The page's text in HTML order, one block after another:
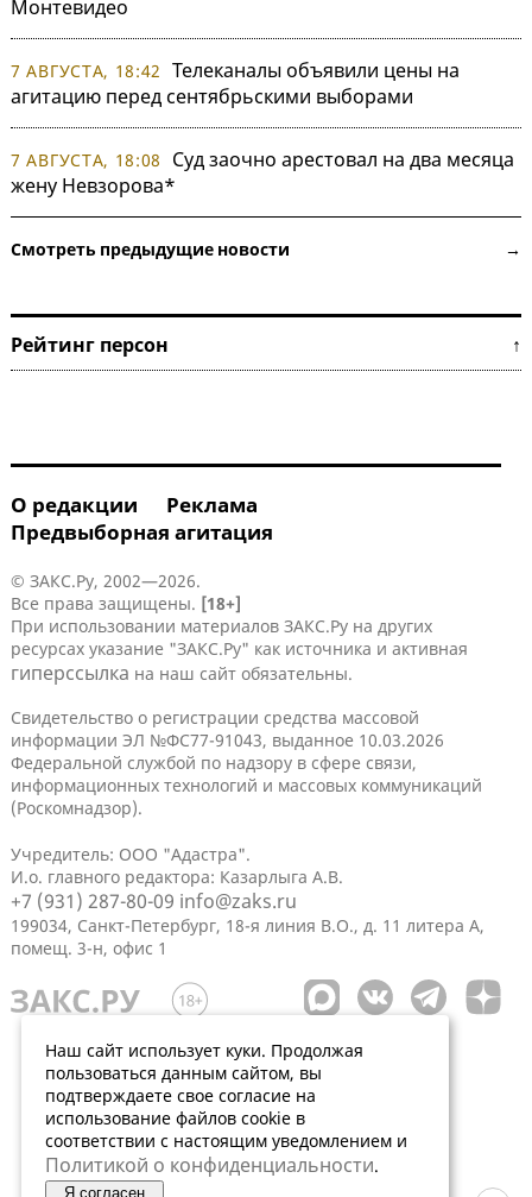
Монтевидео
7 АВГУСТА, 18:42 Телеканалы объявили цены на
агитацию перед сентябрьскими выборами
7 АВГУСТА, 18:08
Суд заочно арестовал на два месяца
жену Невзорова*
Смотреть предыдущие новости →
Рейтинг персон ↑
О редакции
Реклама
Предвыборная агитация
© ЗАКС.Ру, 2002—2026.
Все права защищены. [18+]
При использовании материалов ЗАКС.Ру на других
ресурсах указание "ЗАКС.Ру" как источника и активная
гиперссылка на наш сайт обязательны.
Свидетельство о регистрации средства массовой
информации ЭЛ №ФС77-91043, выданное 10.03.2026
Федеральной службой по надзору в сфере связи,
информационных технологий и массовых коммуникаций
(Роскомнадзор).
Учредитель: ООО "Адастра".
И.о. главного редактора: Казарлыга А.В.
+7 (931) 287-80-09 info@zaks.ru
199034, Санкт-Петербург, 18-я линия В.О., д. 11 литера А,
помещ. 3-н, офис 1
Наш сайт использует куки. Продолжая
пользоваться данным сайтом, вы
подтверждаете свое согласие на
использование файлов cookie в
соответствии с настоящим уведомлением и
Политикой о конфиденциальности.
Я согласен